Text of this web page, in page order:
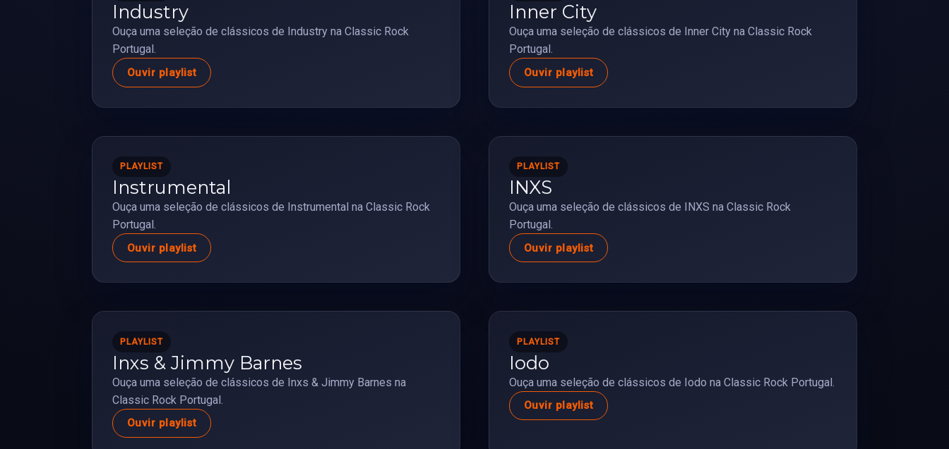
Industry
Ouça uma seleção de clássicos de Industry na Classic Rock
Portugal.
Ouvir playlist
Inner City
Ouça uma seleção de clássicos de Inner City na Classic Rock
Portugal.
Ouvir playlist
PLAYLIST
Instrumental
Ouça uma seleção de clássicos de Instrumental na Classic Rock
Portugal.
Ouvir playlist
PLAYLIST
INXS
Ouça uma seleção de clássicos de INXS na Classic Rock
Portugal.
Ouvir playlist
PLAYLIST
Inxs & Jimmy Barnes
Ouça uma seleção de clássicos de Inxs & Jimmy Barnes na
Classic Rock Portugal.
Ouvir playlist
PLAYLIST
Iodo
Ouça uma seleção de clássicos de Iodo na Classic Rock Portugal.
Ouvir playlist